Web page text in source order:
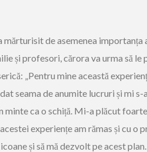
mărturisit de asemenea importanța
și profesori, cărora va urma să le
„Pentru mine această
seama de anumite lucruri și mi
minte ca o schiță. Mi-a plăcut
experiențe am rămas și cu o
și să mă dezvolt pe acest